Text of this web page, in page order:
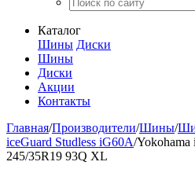
Каталог
Шины Диски
Шины
Диски
Акции
Контакты
Главная/Производители/Шины/
iceGuard Studless iG60A/Yokohama
245/35R19 93Q XL